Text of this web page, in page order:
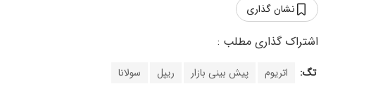
نشان گذاری
تگ: اتریوم پیش بینی بازار ریپل سولانا